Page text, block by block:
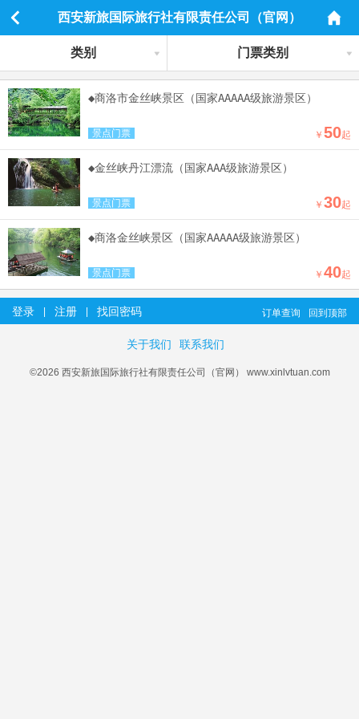
西安新旅国际旅行社有限责任公司（官网）
类别 门票类别
◆商洛市金丝峡景区（国家AAAAA级旅游景区）
景点门票 ￥ 50起
◆金丝峡丹江漂流（国家AAA级旅游景区）
景点门票 ￥ 30起
◆商洛金丝峡景区（国家AAAAA级旅游景区）
景点门票 ￥ 40起
登录 注册 找回密码 回到顶部
订单查询
关于我们 联系我们
©2026 西安新旅国际旅行社有限责任公司（官网） www.xinlvtuan.com